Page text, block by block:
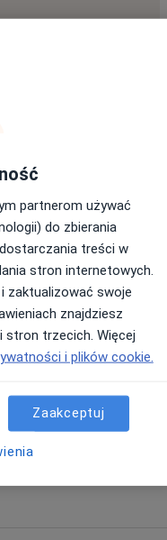
partnerom używać
do zbierania
treści w
stron internetowych.
zaktualizować swoje
znajdziesz
stron trzecich. Więcej
i plików cookie.
Zaakceptuj